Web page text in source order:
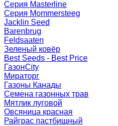
Серия Masterline
Серия Mommersteeg
Jacklin Seed
Barenbrug
Feldsaaten
Зеленый ковёр
Best Seeds - Best Price
ГазонCity
Мираторг
Газоны Канады
Семена газонных трав
Мятлик луговой
Овсяница красная
Райграс пастбищный